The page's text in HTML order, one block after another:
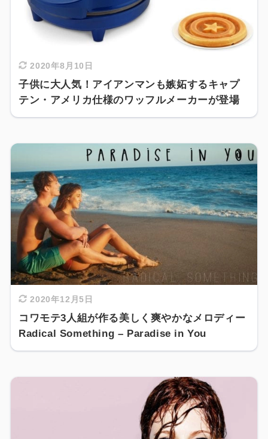
2020年8月10日
子供に大人気！アイアンマンも嫉妬するキャプ
テン・アメリカ仕様のワッフルメーカーが登場
2020年12月5日
コワモテ3人組が作る美しく爽やかなメロディー
Radical Something – Paradise in You